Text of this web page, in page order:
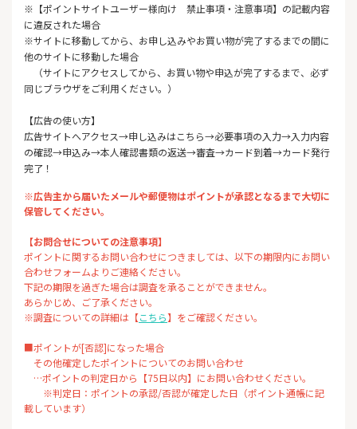
※【ポイントサイトユーザー様向け 禁止事項・注意事項】の記載内容
に違反された場合
※サイトに移動してから、お申し込みやお買い物が完了するまでの間に
他のサイトに移動した場合
（サイトにアクセスしてから、お買い物や申込が完了するまで、必ず
同じブラウザをご利用ください。）
【広告の使い方】
広告サイトへアクセス→申し込みはこちら→必要事項の入力→入力内容
の確認→申込み→本人確認書類の返送→審査→カード到着→カード発行
完了！
※広告主から届いたメールや郵便物はポイントが承認となるまで大切に
保管してください。
【お問合せについての注意事項】
ポイントに関するお問い合わせにつきましては、以下の期限内にお問い
合わせフォームよりご連絡ください。
下記の期限を過ぎた場合は調査を承ることができません。
あらかじめ、ご了承ください。
※調査についての詳細は【こちら】をご確認ください。
■ポイントが[否認]になった場合
その他確定したポイントについてのお問い合わせ
…ポイントの判定日から【75日以内】にお問い合わせください。
※判定日：ポイントの承認/否認が確定した日（ポイント通帳に記
載しています）